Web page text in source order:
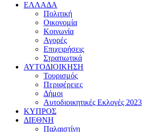
ΕΛΛΑΔΑ
Πολιτική
Οικονομία
Κοινωνία
Αγορές
Επιχειρήσεις
Στρατιωτικά
ΑΥΤΟΔΙΟΙΚΗΣΗ
Τουρισμός
Περιφέρειες
Δήμοι
Αυτοδιοικητικές Εκλογές 2023
ΚΥΠΡΟΣ
ΔΙΕΘΝΗ
Παλαιστίνη